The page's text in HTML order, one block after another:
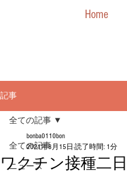
Home
記事
全ての記事
ニュース
全ての記事
ワクチン接種二
bonba0110bon
2021年8月15日 読了時間: 1分